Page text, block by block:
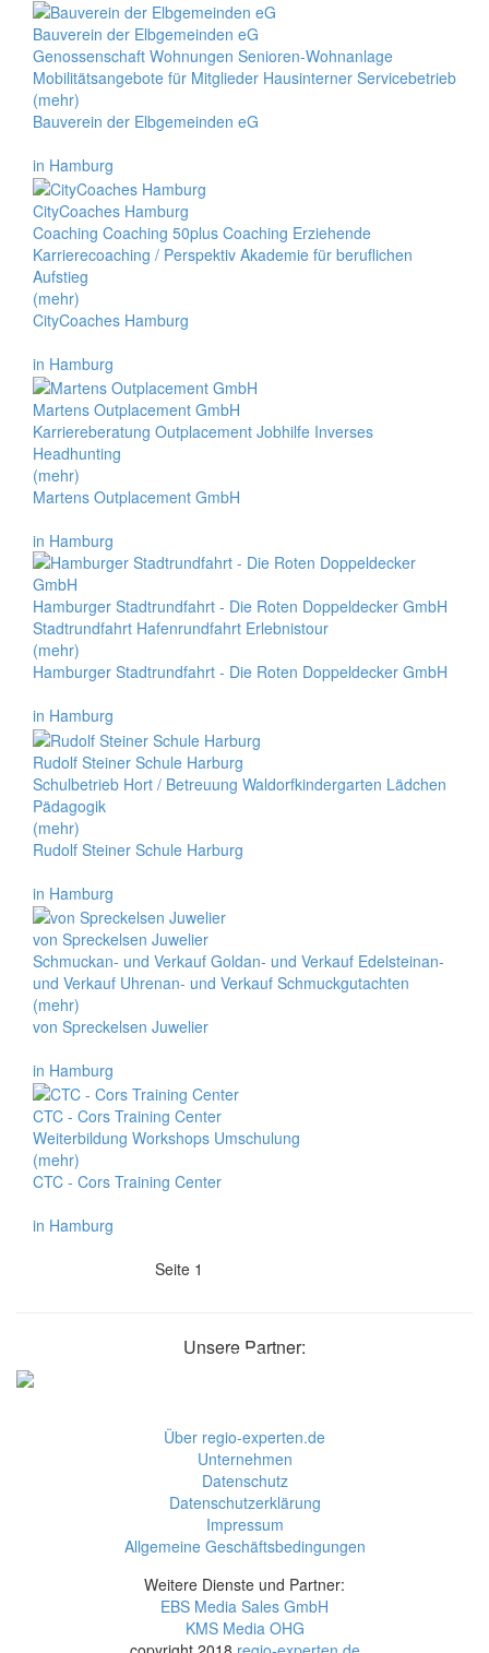
Bauverein der Elbgemeinden eG
Genossenschaft Wohnungen Senioren-Wohnanlage
Mobilitätsangebote für Mitglieder Hausinterner Servicebetrieb
(mehr)
Bauverein der Elbgemeinden eG
in Hamburg
CityCoaches Hamburg
Coaching Coaching 50plus Coaching Erziehende
Karrierecoaching / Perspektiv Akademie für beruflichen
Aufstieg
(mehr)
CityCoaches Hamburg
in Hamburg
Martens Outplacement GmbH
Karriereberatung Outplacement Jobhilfe Inverses
Headhunting
(mehr)
Martens Outplacement GmbH
in Hamburg
Hamburger Stadtrundfahrt - Die Roten Doppeldecker GmbH
Stadtrundfahrt Hafenrundfahrt Erlebnistour
(mehr)
Hamburger Stadtrundfahrt - Die Roten Doppeldecker GmbH
in Hamburg
Rudolf Steiner Schule Harburg
Schulbetrieb Hort / Betreuung Waldorfkindergarten Lädchen
Pädagogik
(mehr)
Rudolf Steiner Schule Harburg
in Hamburg
von Spreckelsen Juwelier
Schmuckan- und Verkauf Goldan- und Verkauf Edelsteinan-
und Verkauf Uhrenan- und Verkauf Schmuckgutachten
(mehr)
von Spreckelsen Juwelier
in Hamburg
CTC - Cors Training Center
Weiterbildung Workshops Umschulung
(mehr)
CTC - Cors Training Center
in Hamburg
Seite 1
Unsere Partner:
Über regio-experten.de
Unternehmen
Datenschutz
Datenschutzerklärung
Impressum
Allgemeine Geschäftsbedingungen
Weitere Dienste und Partner:
EBS Media Sales GmbH
KMS Media OHG